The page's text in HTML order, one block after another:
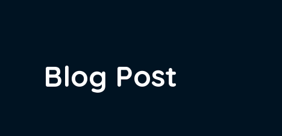
Blog Post